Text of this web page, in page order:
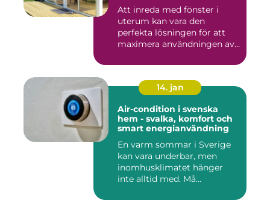
Att inreda med fönster i
uterum kan vara den
perfekta lösningen för att
maximera användningen av
14. jan
Air-condition i svenska
hem - svalka, komfort och
smart energianvändning
En varm sommar i Sverige
kan vara underbar, men
inomhusklimatet hänger
inte alltid med. Må...